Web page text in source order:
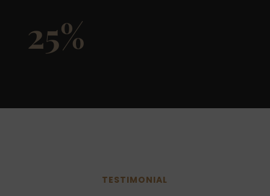
25%
TESTIMONIAL